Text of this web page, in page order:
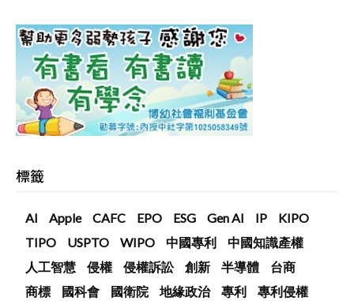
標籤
AI Apple CAFC EPO ESG Gen AI IP
KIPO
TIPO
USPTO WIPO 中國專利
中國知識產權
人工智慧
侵權 侵權訴訟 創新 半導體
台商
商標
國科會 國衛院 地緣政治 專利
專利侵權